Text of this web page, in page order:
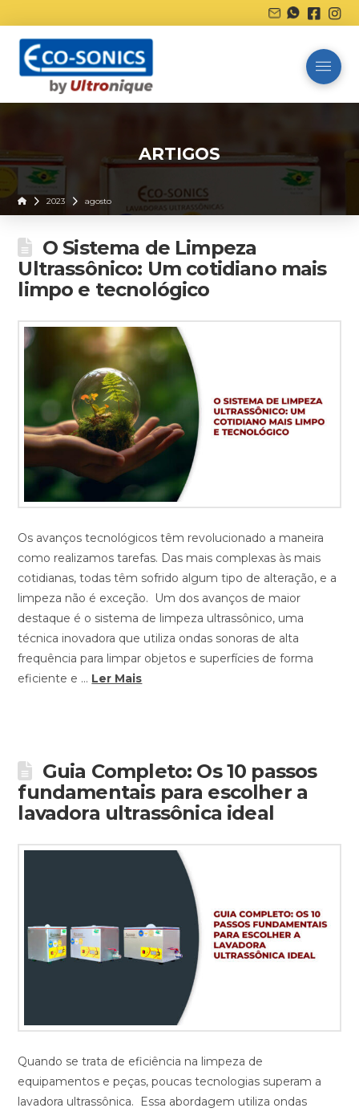
ARTIGOS
Home2023 agosto
O Sistema de Limpeza
Ultrassônico: Um cotidiano mais
limpo e tecnológico
Os avanços tecnológicos têm revolucionado a maneira
como realizamos tarefas. Das mais complexas às mais
cotidianas, todas têm sofrido algum tipo de alteração, e a
limpeza não é exceção. Um dos avanços de maior
destaque é o sistema de limpeza ultrassônico, uma
técnica inovadora que utiliza ondas sonoras de alta
frequência para limpar objetos e superfícies de forma
eficiente e … Ler Mais
Guia Completo: Os 10 passos
fundamentais para escolher a
lavadora ultrassônica ideal
Quando se trata de eficiência na limpeza de
equipamentos e peças, poucas tecnologias superam a
lavadora ultrassônica. Essa abordagem utiliza ondas